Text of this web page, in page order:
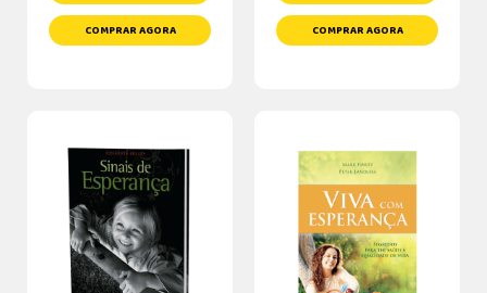
COMPRAR AGORA COMPRAR AGORA